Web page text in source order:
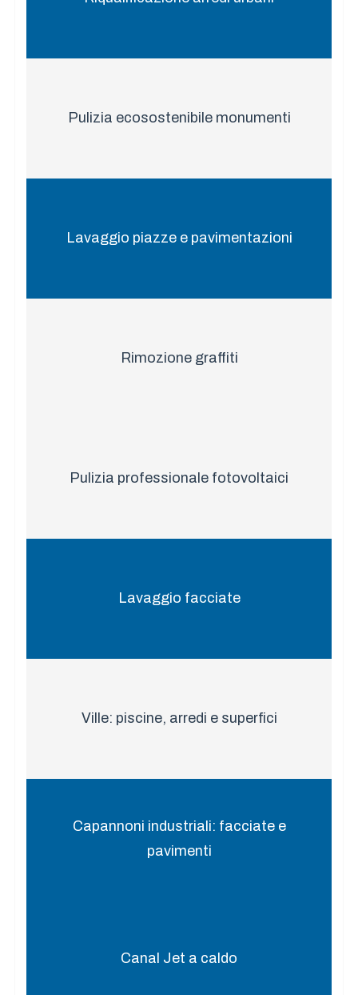
Pulizia ecosostenibile monumenti
Lavaggio piazze e pavimentazioni
Rimozione graffiti
Pulizia professionale fotovoltaici
Lavaggio facciate
Ville: piscine, arredi e superfici
Capannoni industriali: facciate e
pavimenti
Canal Jet a caldo